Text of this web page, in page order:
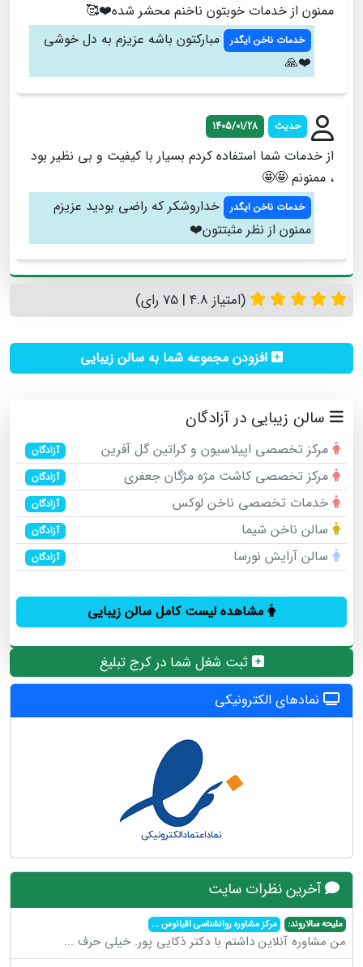
ممنون از خدمات خوبتون ناخنم محشر شده❤️🥰
خدمات ناخن ایگدر
مبارکتون باشه عزیزم به دل خوشی
❤️🙏
حدیث 1405/01/28
از خدمات شما استفاده کردم بسیار با کیفیت و بی نظیر بود
، ممنونم 🤩🤩
خدمات ناخن ایگدر
خداروشکر که راضی بودید عزیزم
ممنون از نظر مثبتتون❤️
(امتیاز 4.8 | 75 رای)
افزودن مجموعه شما به سالن زیبایی
سالن زیبایی در آزادگان
مرکز تخصصی اپیلاسیون و کراتین گل آفرین آزادگان
مرکز تخصصی کاشت مژه مژگان جعفری آزادگان
خدمات تخصصی ناخن لوکس آزادگان
سالن ناخن شیما آزادگان
سالن آرایش نورسا آزادگان
مشاهده لیست کامل سالن زیبایی
ثبت شغل شما در کرج تبلیغ
نمادهای الکترونیکی
آخرین نظرات سایت
ملیحه سالاروند: مرکز مشاوره روانشناسی اقیانوس...
من مشاوره آنلاین داشتم با دکتر ذکایی پور. خیلی حرف ...